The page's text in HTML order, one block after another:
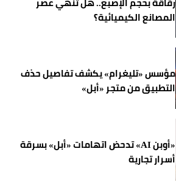
المصانع الكيميائية؟
مؤسس «تليغرام» يكشف تفاصيل حذف
التطبيق من متجر «أبل»
«أوبن AI» تدحض اتهامات «أبل» بسرقة
أسرار تجارية